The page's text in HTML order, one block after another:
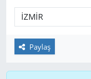
Paylaş
GÜNDEM
HABERDE İNSAN